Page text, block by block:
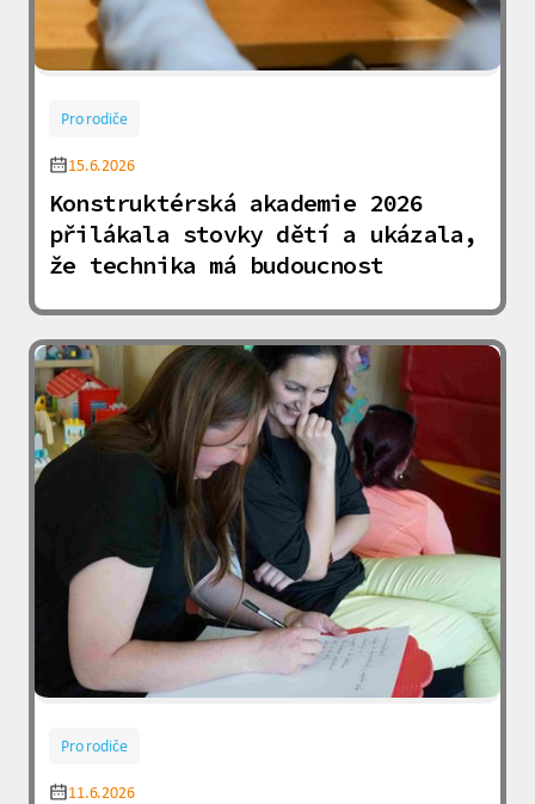
Pro rodiče
15.6.2026
Konstruktérská akademie 2026
přilákala stovky dětí a ukázala,
že technika má budoucnost
Pro rodiče
11.6.2026